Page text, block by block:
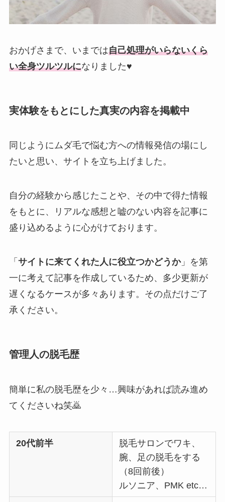
おかげさまで、いまでは自己処理がいらないくら
い全身ツルツルになりました♥
実体験をもとにした真実の内容を掲載中
同じようにムダ毛で悩む方への情報発信の場にし
たいと思い、サイトを立ち上げました。
自分の経験から感じたことや、その中で得た情報
をもとに、リアルな感想と嘘のない内容を記事に
盛り込めるように心がけております。
「 サイトに来てくれた人に役立つかどうか」を第
一に考えて記事を作成しているため、多少更新が
遅くなるケースが多々あります。その点だけご了
承ください。
管理人の脱毛歴
簡単に私の脱毛歴を少々…興味があれば読み進め
てくださいね笑🙇
20代前半
脱毛サロンでワキ、
腕、足の脱毛をする
（8回前後）
ルソニア、PMK etc…